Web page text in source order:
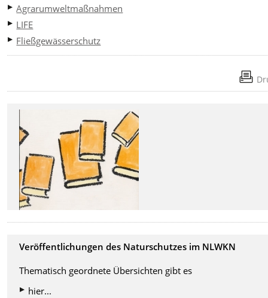
Agrarumweltmaßnahmen
LIFE
Fließgewässerschutz
Veröffentlichungen des Naturschutzes im NLWKN
Thematisch geordnete Übersichten gibt es
hier...